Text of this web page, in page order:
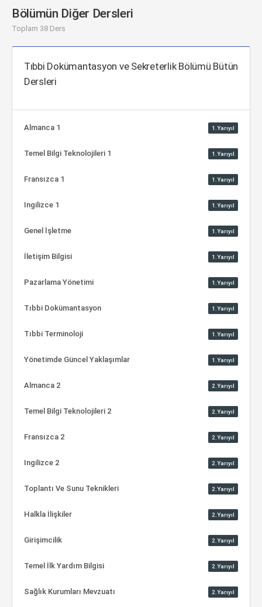
Bölümün Diğer Dersleri
Toplam 38 Ders
Tıbbi Dokümantasyon ve Sekreterlik Bölümü Bütün
Dersleri
Almanca 1 1.Yarıyıl
Temel Bilgi Teknolojileri 1 1.Yarıyıl
Fransızca 1 1.Yarıyıl
Ingilizce 1 1.Yarıyıl
Genel İşletme 1.Yarıyıl
İletişim Bilgisi 1.Yarıyıl
Pazarlama Yönetimi 1.Yarıyıl
Tıbbi Dokümantasyon 1.Yarıyıl
Tıbbi Terminoloji 1.Yarıyıl
Yönetimde Güncel Yaklaşımlar 1.Yarıyıl
Almanca 2 2.Yarıyıl
Temel Bilgi Teknolojileri 2 2.Yarıyıl
Fransızca 2 2.Yarıyıl
Ingilizce 2 2.Yarıyıl
Toplantı Ve Sunu Teknikleri 2.Yarıyıl
Halkla İlişkiler 2.Yarıyıl
Girişimcilik 2.Yarıyıl
Temel İlk Yardım Bilgisi 2.Yarıyıl
Sağlık Kurumları Mevzuatı 2.Yarıyıl